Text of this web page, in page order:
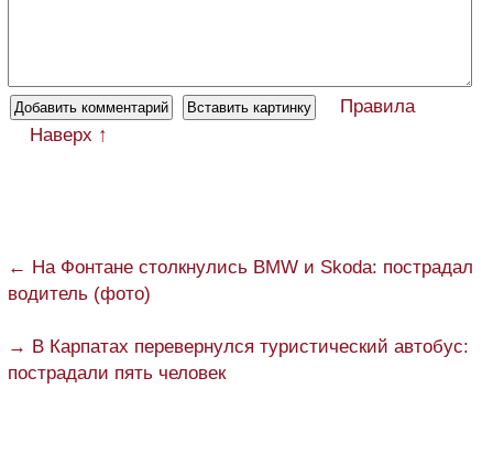
Правила
Наверх ↑
← На Фонтане столкнулись BMW и Skoda: пострадал
водитель (фото)
→ В Карпатах перевернулся туристический автобус:
пострадали пять человек